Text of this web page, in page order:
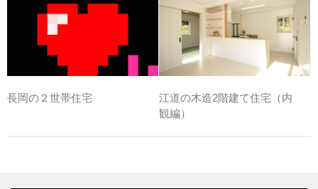
長岡の２世帯住宅
江道の木造2階建て住宅（内
観編）